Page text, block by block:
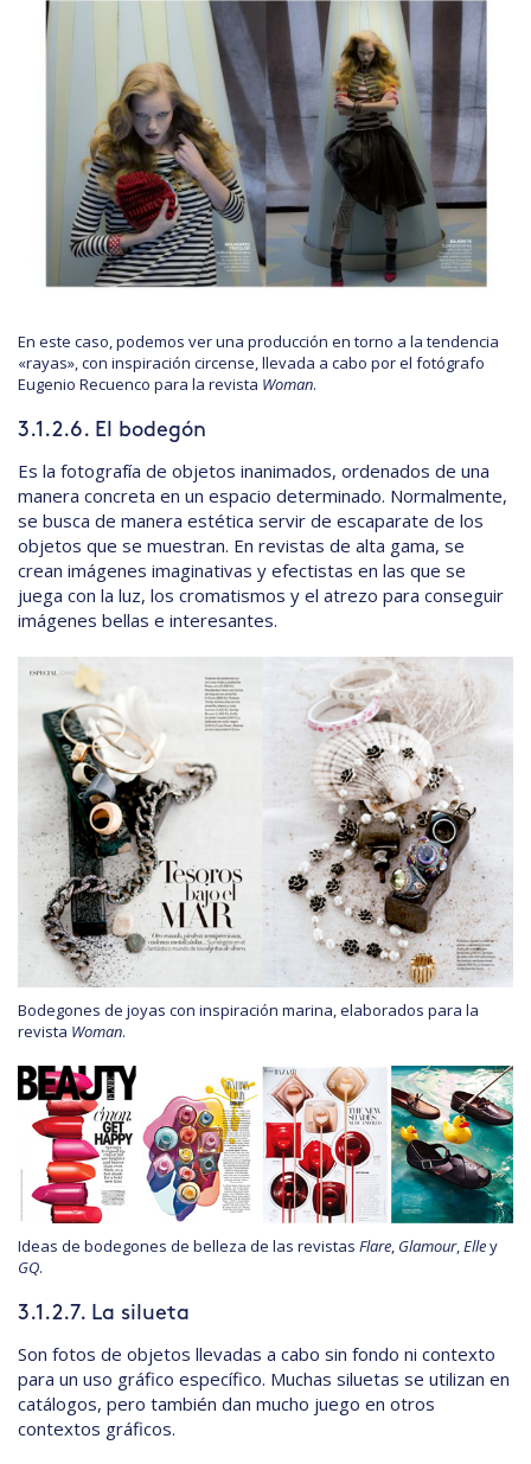
En este caso, podemos ver una producción en torno a la tendencia
«rayas», con inspiración circense, llevada a cabo por el fotógrafo
Eugenio Recuenco para la revista Woman.
3.1.2.6. El bodegón
Es la fotografía de objetos inanimados, ordenados de una
manera concreta en un espacio determinado. Normalmente,
se busca de manera estética servir de escaparate de los
objetos que se muestran. En revistas de alta gama, se
crean imágenes imaginativas y efectistas en las que se
juega con la luz, los cromatismos y el atrezo para conseguir
imágenes bellas e interesantes.
Bodegones de joyas con inspiración marina, elaborados para la
revista Woman.
Ideas de bodegones de belleza de las revistas Flare, Glamour,Elley
GQ.
3.1.2.7. La silueta
Son fotos de objetos llevadas a cabo sin fondo ni contexto
para un uso gráfico específico. Muchas siluetas se utilizan en
catálogos, pero también dan mucho juego en otros
contextos gráficos.